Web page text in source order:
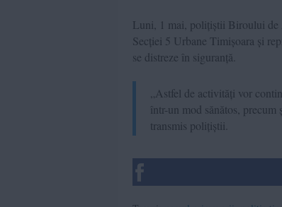
Luni, 1 mai, polițiștii Biroului de
Secției 5 Urbane Timișoara și
se distreze în siguranță.
„Astfel de activități vor
într-un mod sănătos,
transmis polițiștii.